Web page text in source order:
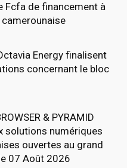
Fcfa de financement à
camerounaise
Energy finalisent
concernant le bloc
& PYRAMID
solutions numériques
ouvertes au grand
07 Août 2026